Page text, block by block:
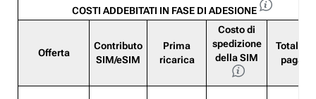
COSTI ADDEBITATI IN FASE DI ADESIONE
Offerta
Contributo
SIM/eSIM
Prima
ricarica
Costo di
spedizione
della SIM
Totale
pagare